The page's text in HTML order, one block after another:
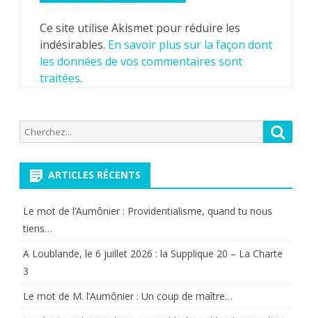
Ce site utilise Akismet pour réduire les
indésirables. En savoir plus sur la façon dont
les données de vos commentaires sont
traitées.
Recherche
pour:
ARTICLES RÉCENTS
Le mot de l’Aumônier : Providentialisme, quand tu nous
tiens…
A Loublande, le 6 juillet 2026 : la Supplique 20 – La Charte
3
Le mot de M. l’Aumônier : Un coup de maître…